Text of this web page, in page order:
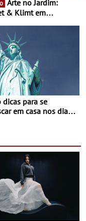
& Klimt em
de Setembro -
luminosa no
do Museu de
Sampaio
dicas para se
em casa nos dias